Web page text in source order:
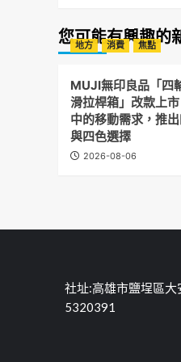
您可能有興趣的
地方 消費 焦點
MUJI無印良品「四
滑拉桿箱」改款上
中的移動需求，推
與四色選擇
2026-08-06
社址:高雄市鹽埕區
5320391